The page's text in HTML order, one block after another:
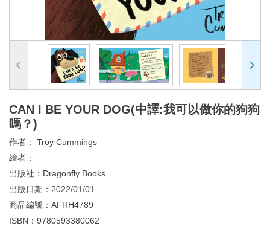
CAN I BE YOUR DOG(中譯:我可以做你的狗狗
嗎？)
作者： Troy Cummings
繪者：
出版社： Dragonfly Books
出版日期： 2022/01/01
商品編號： AFRH4789
ISBN： 9780593380062